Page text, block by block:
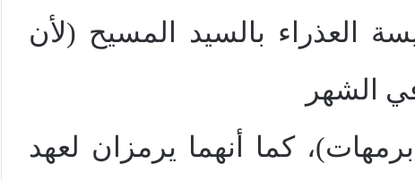
العذراء بالسيد المسيح (لأن
الشهر
التالي لهما أي في29 برمهات)، كما أنهما يرمزان لعهد